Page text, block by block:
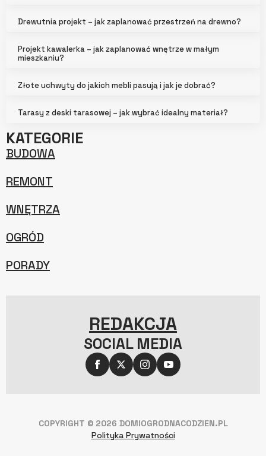
Drewutnia projekt – jak zaplanować przestrzeń na drewno?
Projekt kawalerka – jak zaplanować wnętrze w małym
mieszkaniu?
Złote uchwyty do jakich mebli pasują i jak je dobrać?
Tarasy z deski tarasowej – jak wybrać idealny materiał?
KATEGORIE
BUDOWA
REMONT
WNĘTRZA
OGRÓD
PORADY
REDAKCJA
SOCIAL MEDIA
COPYRIGHT © 2026 DOMIOGRODNACODZIEN.PL
Polityka Prywatności